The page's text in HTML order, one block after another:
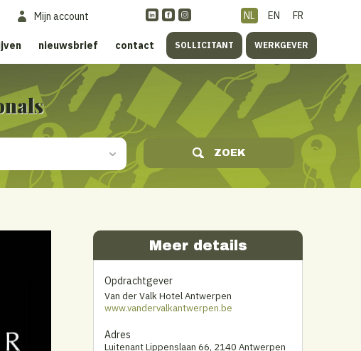
NL EN FR
Mijn account
nieuwsbrief contact SOLLICITANT WERKGEVER
ZOEK
Meer details
Opdrachtgever
Van der Valk Hotel Antwerpen
www.vandervalkantwerpen.be
Adres
Luitenant Lippenslaan 66, 2140 Antwerpen